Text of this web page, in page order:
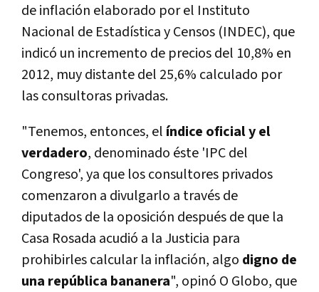
de inflación elaborado por el Instituto
Nacional de Estadística y Censos (INDEC), que
indicó un incremento de precios del 10,8% en
2012, muy distante del 25,6% calculado por
las consultoras privadas.
"Tenemos, entonces, el índice oficial y el
verdadero, denominado éste 'IPC del
Congreso', ya que los consultores privados
comenzaron a divulgarlo a través de
diputados de la oposición después de que la
Casa Rosada acudió a la Justicia para
prohibirles calcular la inflación, algo digno de
una república bananera", opinó O Globo, que